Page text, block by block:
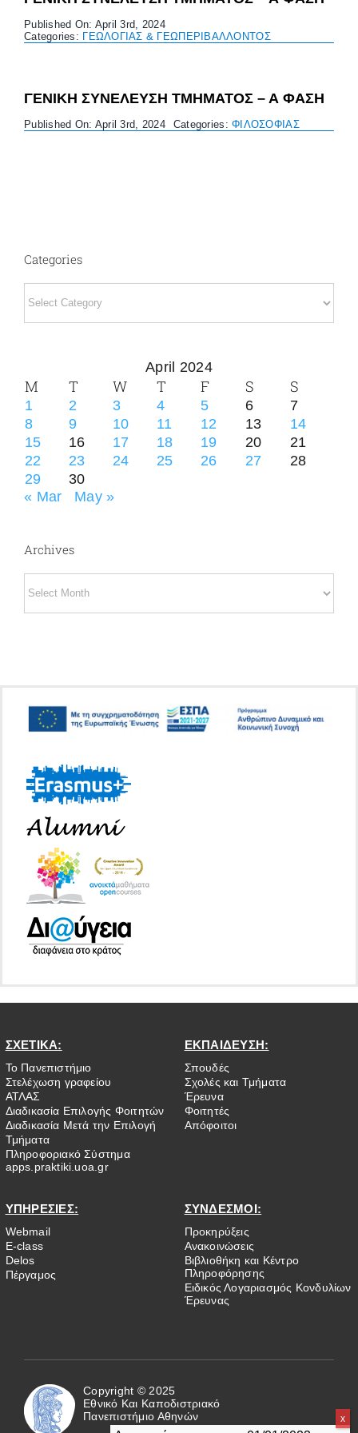
Published On: April 3rd, 2024
Categories: ΓΕΩΛΟΓΙΑΣ & ΓΕΩΠΕΡΙΒΑΛΛΟΝΤΟΣ
ΓΕΝΙΚΗ ΣΥΝΕΛΕΥΣΗ ΤΜΗΜΑΤΟΣ – Α ΦΑΣΗ
Published On: April 3rd, 2024 Categories:ΦΙΛΟΣΟΦΙΑΣ
Categories
April 2024
M T W T F S S
1 2 3 4 5 6
7
8
9 10 11 12 13
14
15
16 17 18 19 20
21
22
23 24 25 26 27
28
29
30
« Mar
May »
Archives
ΣΧΕΤΙΚΑ:
Το Πανεπιστήμιο
Στελέχωση γραφείου
ΑΤΛΑΣ
Διαδικασία Επιλογής Φοιτητών
Διαδικασία Μετά την Επιλογή
Τμήματα
Πληροφοριακό Σύστημα
apps.praktiki.uoa.gr
ΕΚΠΑΙΔΕΥΣΗ:
Σπουδές
Σχολές και Τμήματα
Έρευνα
Φοιτητές
Απόφοιτοι
ΥΠΗΡΕΣΙΕΣ:
Webmail
E-class
Delos
Πέργαμος
ΣΥΝΔΕΣΜΟΙ:
Προκηρύξεις
Ανακοινώσεις
Βιβλιοθήκη και Κέντρο
Πληροφόρησης
Ειδικός Λογαριασμός Κονδυλίων
Έρευνας
Copyright © 2025
Εθνικό Και Καποδιστριακό
Πανεπιστήμιο Αθηνών